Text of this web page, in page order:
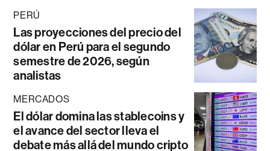
PERÚ
Las proyecciones del precio del
dólar en Perú para el segundo
semestre de 2026, según
analistas
MERCADOS
El dólar domina las stablecoins y
el avance del sector lleva el
debate más allá del mundo cripto